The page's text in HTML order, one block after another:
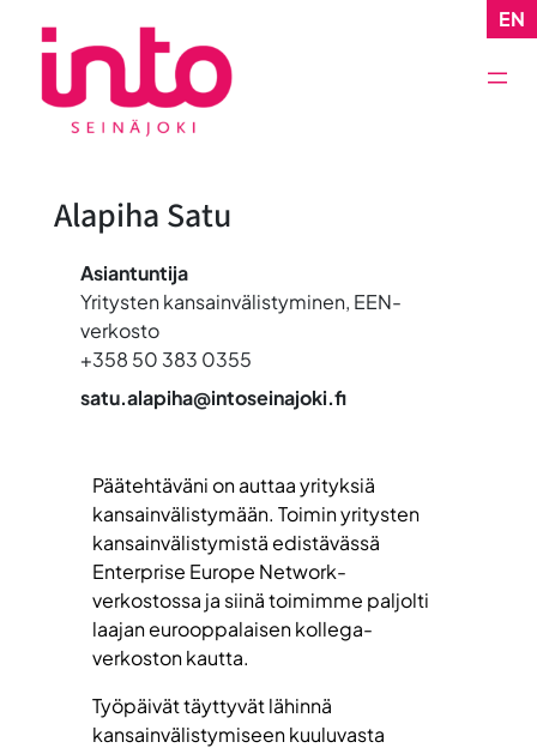
sisältöön
EN
Alapiha Satu
Asiantuntija
Yritysten kansainvälistyminen, EEN-
verkosto
+358 50 383 0355
satu.alapiha@intoseinajoki.fi
Päätehtäväni on auttaa yrityksiä
kansainvälistymään. Toimin yritysten
kansainvälistymistä edistävässä
Enterprise Europe Network-
verkostossa ja siinä toimimme paljolti
laajan eurooppalaisen kollega-
verkoston kautta.
Työpäivät täyttyvät lähinnä
kansainvälistymiseen kuuluvasta